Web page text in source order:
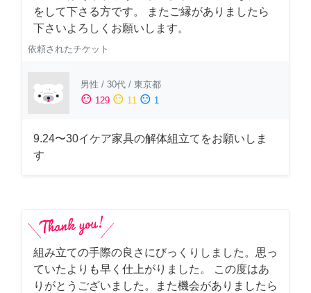
をして下さる方です。 またご縁がありましたら
下さいよろしくお願いします。
依頼されたチケット
男性 / 30代 / 東京都
sentiment_satisfied 129 sentiment_neutral 11 sentiment_dissatisfied 1
9.24〜30イケア家具の解体組立てをお願いしま
す
組み立ての手際の良さにびっくりしました。思っ
ていたよりも早く仕上がりました。 この度はあ
りがとうございました。また機会がありましたら